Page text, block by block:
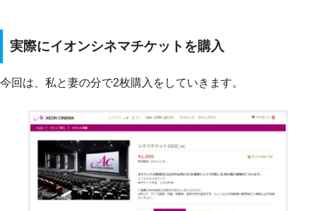
実際にイオンシネマチケットを購入
今回は、私と妻の分で2枚購入をしていきます。